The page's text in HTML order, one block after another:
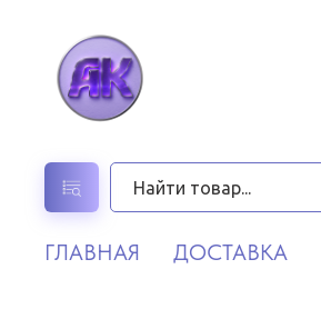
ГЛАВНАЯ ДОСТАВКА